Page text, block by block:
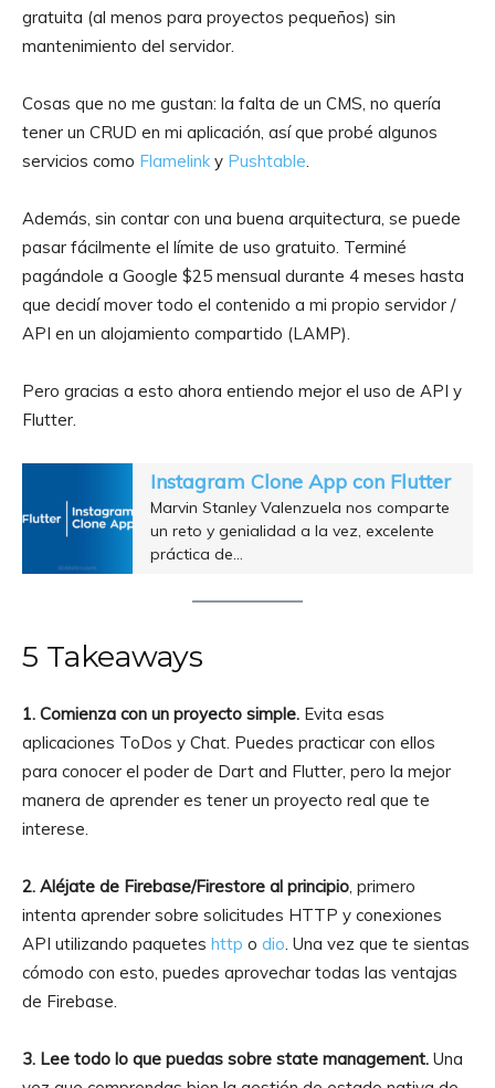
gratuita (al menos para proyectos pequeños) sin
mantenimiento del servidor.
Cosas que no me gustan: la falta de un CMS, no quería
tener un CRUD en mi aplicación, así que probé algunos
servicios como Flamelink y Pushtable
Además, sin contar con una buena arquitectura, se puede
pasar fácilmente el límite de uso gratuito. Terminé
pagándole a Google $25 mensual durante 4 meses hasta
que decidí mover todo el contenido a mi propio servidor /
API en un alojamiento compartido (LAMP).
Pero gracias a esto ahora entiendo mejor el uso de API y
Flutter.
Instagram Clone App con Flutter
Marvin Stanley Valenzuela nos comparte
un reto y genialidad a la vez, excelente
práctica de…
5 Takeaways
1. Comienza con un proyecto simple. Evita esas
aplicaciones ToDos y Chat. Puedes practicar con ellos
para conocer el poder de Dart and Flutter, pero la mejor
manera de aprender es tener un proyecto real que te
interese.
2. Aléjate de Firebase/Firestore al principio, primero
intenta aprender sobre solicitudes HTTP y conexiones
API utilizando paquetes http o dio. Una vez que te sientas
cómodo con esto, puedes aprovechar todas las ventajas
de Firebase.
3. Lee todo lo que puedas sobre state management. Una